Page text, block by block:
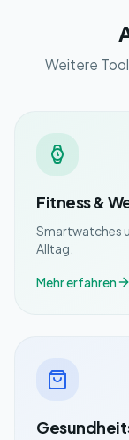
Weitere
Fitness &
Smartwatches
Alltag.
Mehr erfahren